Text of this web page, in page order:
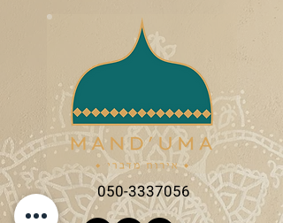
050-3337056